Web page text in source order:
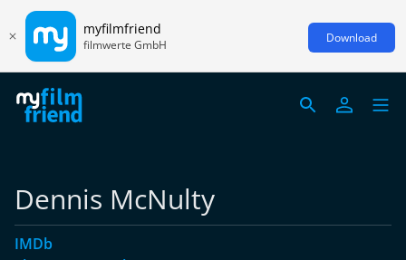
myfilmfriend
filmwerte GmbH Download
Dennis McNulty
IMDb